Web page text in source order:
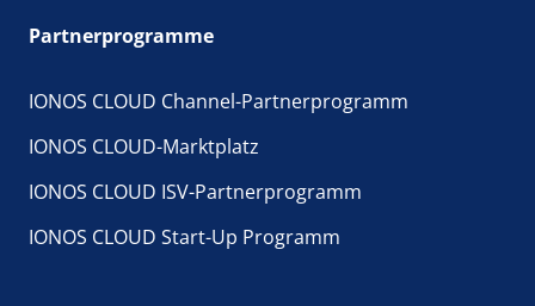
Partnerprogramme
IONOS CLOUD Channel-Partnerprogramm
IONOS CLOUD-Marktplatz
IONOS CLOUD ISV-Partnerprogramm
IONOS CLOUD Start-Up Programm